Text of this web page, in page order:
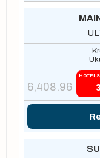
6,408.96